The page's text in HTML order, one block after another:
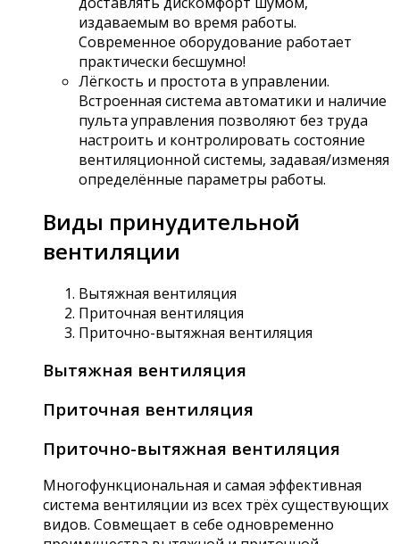
издаваемым во время работы.
Современное оборудование работает
практически бесшумно!
Лёгкость и простота в управлении.
Встроенная система автоматики и наличие
пульта управления позволяют без труда
настроить и контролировать состояние
вентиляционной системы, задавая/изменяя
определённые параметры работы.
Виды принудительной
вентиляции
Вытяжная вентиляция
Приточная вентиляция
Приточно-вытяжная вентиляция
Вытяжная вентиляция
Приточная вентиляция
Приточно-вытяжная вентиляция
Многофункциональная и самая эффективная
система вентиляции из всех трёх существующих
видов. Совмещает в себе одновременно